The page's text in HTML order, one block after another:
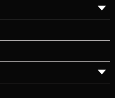
▼
▼